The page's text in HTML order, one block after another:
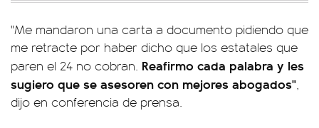
"Me mandaron una carta a documento pidiendo que
me retracte por haber dicho que los estatales que
paren el 24 no cobran. Reafirmo cada palabra y les
sugiero que se asesoren con mejores abogados",
dijo en conferencia de prensa.